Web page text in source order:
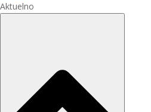
Aktuelno